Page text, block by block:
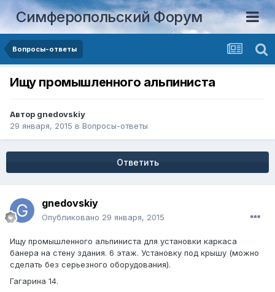
Симферопольский Форум
Вопросы-ответы
Ищу промышленного альпиниста
Автор gnedovskiy
29 января, 2015 в Вопросы-ответы
Ответить
gnedovskiy
Опубликовано 29 января, 2015
Ищу промышленного альпиниста для установки каркаса
банера на стену здания. 6 этаж. Установку под крышу (можно
сделать без серьезного оборудования).
Гагарина 14.